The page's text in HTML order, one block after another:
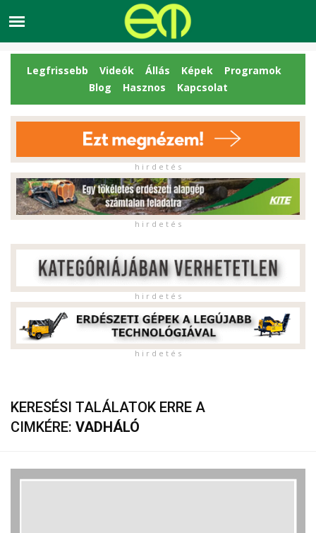
Legfrissebb Videók Állás Képek
Programok
Blog
Hasznos Kapcsolat
h i r d e t é s
h i r d e t é s
h i r d e t é s
h i r d e t é s
KERESÉSI TALÁLATOK ERRE A
CIMKÉRE: VADHÁLÓ